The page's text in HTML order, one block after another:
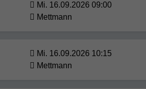
Mi. 16.09.2026 09:00
Mettmann
Mi. 16.09.2026 10:15
Mettmann